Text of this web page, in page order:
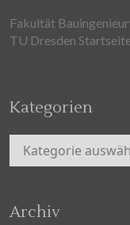
Fakultät
TU Dresden
Kategorien
Kategorien
Archiv